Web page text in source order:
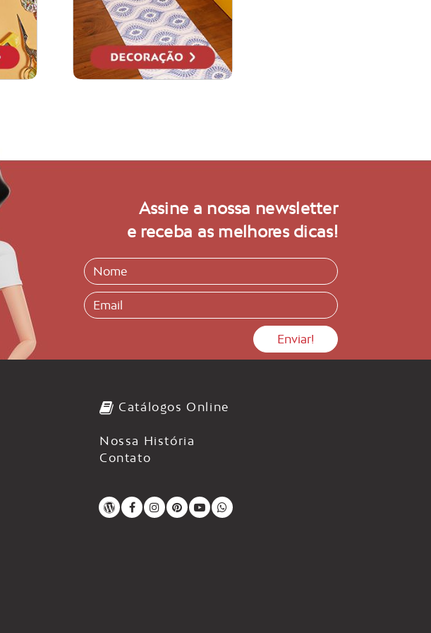
Assine a nossa newsletter
e receba as melhores dicas!
Catálogos Online
Nossa História
Contato